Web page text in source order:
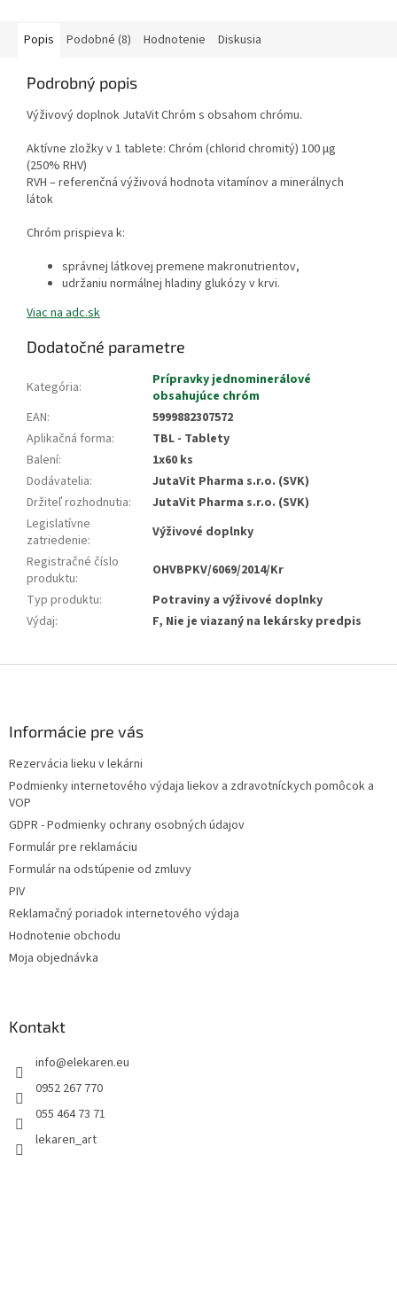
Popis Podobné (8) Hodnotenie Diskusia
Podrobný popis
Výživový doplnok JutaVit Chróm s obsahom chrómu.
Aktívne zložky v 1 tablete: Chróm (chlorid chromitý) 100 μg
(250% RHV)
RVH – referenčná výživová hodnota vitamínov a minerálnych
látok
Chróm prispieva k:
správnej látkovej premene makronutrientov,
udržaniu normálnej hladiny glukózy v krvi.
Viac na adc.sk
Dodatočné parametre
Kategória:
Prípravky jednominerálové
obsahujúce chróm
EAN:
5999882307572
Aplikačná forma:
TBL - Tablety
Balení:
1x60 ks
Dodávatelia:
JutaVit Pharma s.r.o. (SVK)
Držiteľ rozhodnutia:
JutaVit Pharma s.r.o. (SVK)
Legislatívne
zatriedenie:
Výživové doplnky
Registračné číslo
produktu:
OHVBPKV/6069/2014/Kr
Typ produktu:
Potraviny a výživové doplnky
Výdaj: F, Nie je viazaný na lekársky predpis
Informácie pre vás
Rezervácia lieku v lekárni
Podmienky internetového výdaja liekov a zdravotníckych pomôcok a
VOP
GDPR - Podmienky ochrany osobných údajov
Formulár pre reklamáciu
Formulár na odstúpenie od zmluvy
PIV
Reklamačný poriadok internetového výdaja
Hodnotenie obchodu
Moja objednávka
Kontakt
info@elekaren.eu
0952 267 770
055 464 73 71
lekaren_art